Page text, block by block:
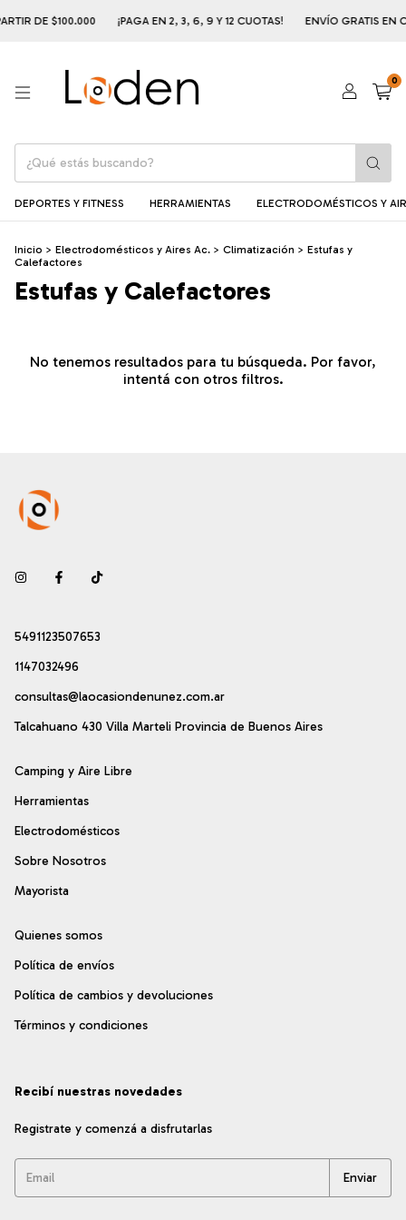
DE $100.000 ¡PAGA EN 2, 3, 6, 9 Y 12 CUOTAS! ENVÍO GRATIS EN
0
DEPORTES Y FITNESS HERRAMIENTAS ELECTRODOMÉSTICOS Y
Inicio > Electrodomésticos y Aires Ac. > Climatización > Estufas y
Calefactores
Estufas y Calefactores
No tenemos resultados para tu búsqueda. Por favor,
intentá con otros filtros.
5491123507653
1147032496
consultas@laocasiondenunez.com.ar
Talcahuano 430 Villa Marteli Provincia de Buenos Aires
Camping y Aire Libre
Herramientas
Electrodomésticos
Sobre Nosotros
Mayorista
Quienes somos
Política de envíos
Política de cambios y devoluciones
Términos y condiciones
Recibí nuestras novedades
Registrate y comenzá a disfrutarlas